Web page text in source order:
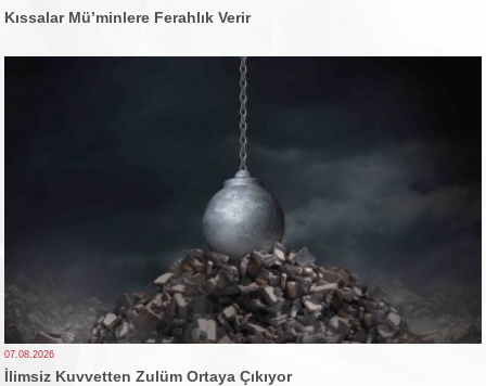
Kıssalar Mü’minlere Ferahlık Verir
07.08.2026
İlimsiz Kuvvetten Zulüm Ortaya Çıkıyor